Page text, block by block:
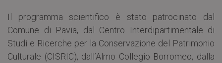
Il programma scientifico è stato patrocinato dal
Comune di Pavia, dal Centro Interdipartimentale di
Studi e Ricerche per la Conservazione del Patrimonio
Culturale (CISRIC), dall’Almo Collegio Borromeo, dalla